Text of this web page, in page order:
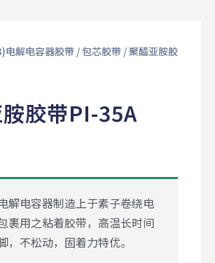
电解电容器胶带/包芯胶带/ 聚醯亚胺胶
胶带PI-35A
解电容器制造上于素子卷绕电
裹用之粘着胶带，高温长时间
，不松动，固着力特优。